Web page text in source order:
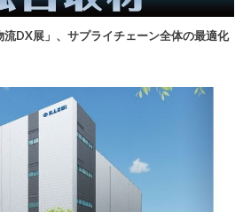
流DX展」、サプライチェーン全体の最適化